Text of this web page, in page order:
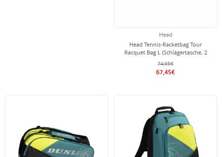
Head
Head Tennis-Racketbag Tour
Racquet Bag L (Schlägertasche, 2
74,95€
67,45€